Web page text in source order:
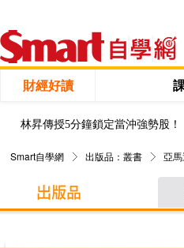
財經好讀
林昇傳授5分鐘鎖定當沖強勢股！
Smart自學網 出版品：叢書 亞